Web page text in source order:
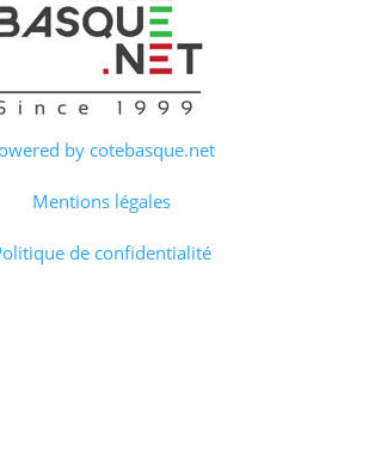
by cotebasque.net
Mentions légales
de confidentialité